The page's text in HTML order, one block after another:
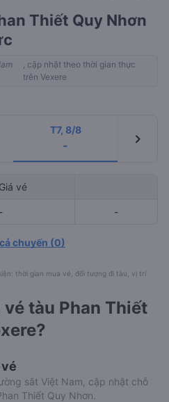
Thiết Quy Nhơn
, cập nhật theo thời gian thực
trên Vexere
T7, 8/8
- chevron_right
Giá vé
- -
-
chuyến (0)
thời gian mua vé, đối tượng đi tàu, vị trí
vé tàu Phan Thiết
sắt Việt Nam, cập nhật chỗ
Thiết Quy Nhơn.